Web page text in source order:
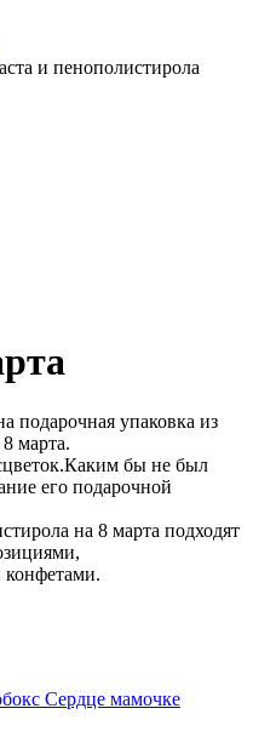
и пенополистирола
подарочная упаковка из
марта.
бы не был
его подарочной
на 8 марта подходят
конфетами.